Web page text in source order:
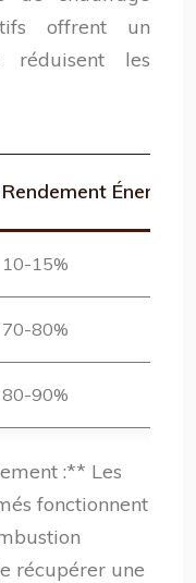
offrent un
réduisent les
Rendement
10-15%
70-80%
80-90%
:** Les
fonctionnent
récupérer une